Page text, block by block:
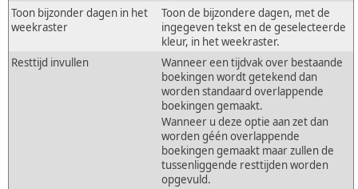
Toon bijzonder dagen in het
weekraster
Toon de bijzondere dagen, met de
ingegeven tekst en de geselecteerde
kleur, in het weekraster.
Resttijd invullen
Wanneer een tijdvak over bestaande
boekingen wordt getekend dan
worden standaard overlappende
boekingen gemaakt.
Wanneer u deze optie aan zet dan
worden géén overlappende
boekingen gemaakt maar zullen de
tussenliggende resttijden worden
opgevuld.